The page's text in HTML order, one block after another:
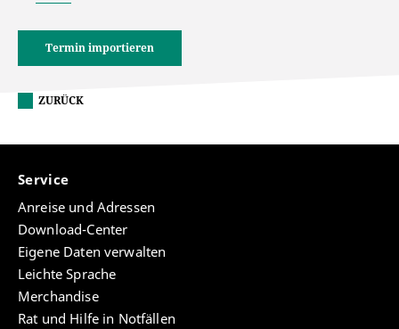
Termin importieren
ZURÜCK
Service
Anreise und Adressen
Download-Center
Eigene Daten verwalten
Leichte Sprache
Merchandise
Rat und Hilfe in Notfällen